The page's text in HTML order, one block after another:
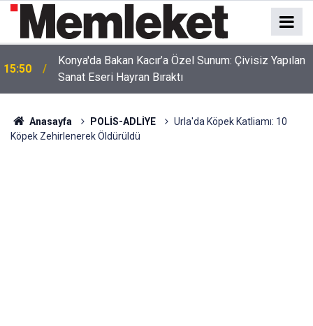
15:47
Srebrenitsa'dan Ramallah'a Uzanan Tarihi Yolculuk!
Başkan Kılca Mitinge Katıldı
Anasayfa POLİS-ADLİYE
Urla'da Köpek Katliamı: 10
Köpek Zehirlenerek Öldürüldü